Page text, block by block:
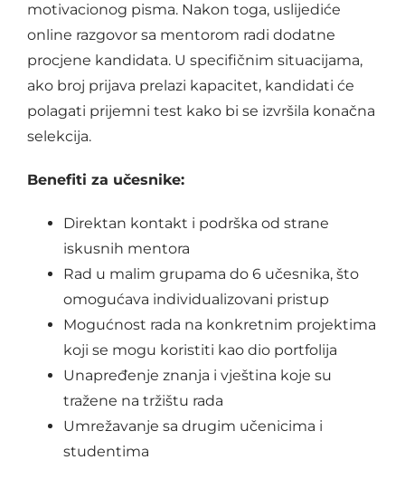
motivacionog pisma. Nakon toga, uslijediće
online razgovor sa mentorom radi dodatne
procjene kandidata. U specifičnim situacijama,
ako broj prijava prelazi kapacitet, kandidati će
polagati prijemni test kako bi se izvršila konačna
selekcija.
Benefiti za učesnike:
Direktan kontakt i podrška od strane
iskusnih mentora
Rad u malim grupama do 6 učesnika, što
omogućava individualizovani pristup
Mogućnost rada na konkretnim projektima
koji se mogu koristiti kao dio portfolija
Unapređenje znanja i vještina koje su
tražene na tržištu rada
Umrežavanje sa drugim učenicima i
studentima